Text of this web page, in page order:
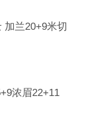
加兰20+9米切
浓眉22+11